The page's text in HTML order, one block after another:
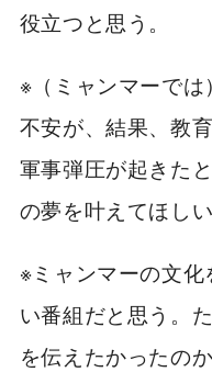
役立つと思う。
※（ミャンマーで
不安が、結果、教
軍事弾圧が起きた
の夢を叶えてほしい
※ミャンマーの文
い番組だと思う。
を伝えたかったの